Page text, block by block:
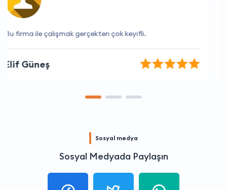
İhtiyaçlarımı tam olarak karşılayan bir hizmet.
İrem Yaman
Sosyal medya
Sosyal Medyada Paylaşın